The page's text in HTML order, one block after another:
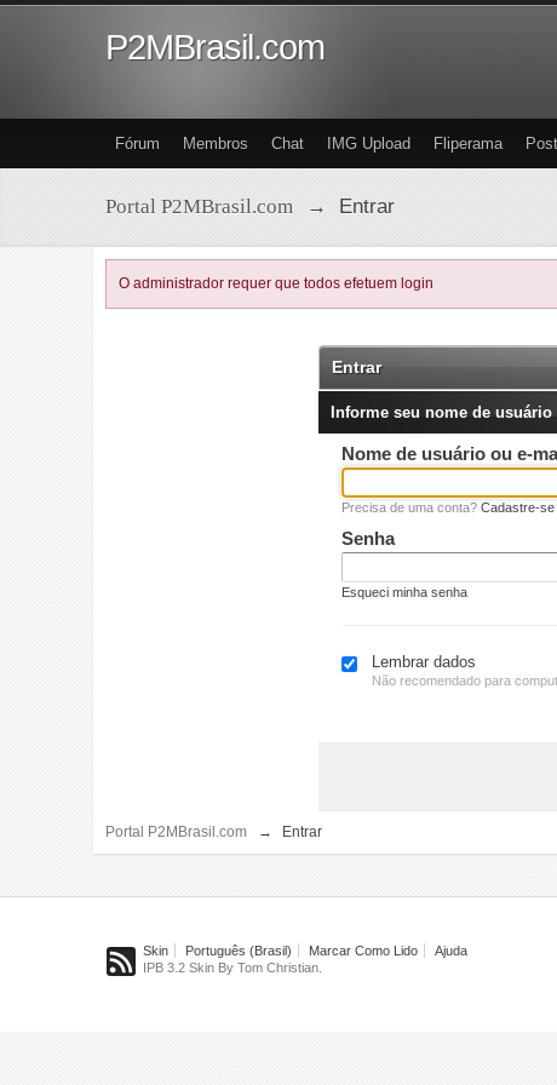
P2MBrasil.com
Fórum Membros Chat IMG Upload Fliperama
Portal P2MBrasil.com → Entrar
O administrador requer que todos efetuem login
Entrar
Informe seu nome de usuário
Nome de usuário ou e-
Precisa de uma conta? Cadastre-se
Senha
Esqueci minha senha
Lembrar dados
Não recomendado para
Portal P2MBrasil.com → Entrar
Skin Português (Brasil) Marcar Como Lido
Ajuda
IPB 3.2 Skin By Tom Christian.